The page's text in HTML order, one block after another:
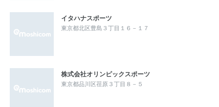
イタハナスポーツ
東京都北区豊島３丁目１６－１７
株式会社オリンピックスポーツ
東京都品川区荏原３丁目８－５